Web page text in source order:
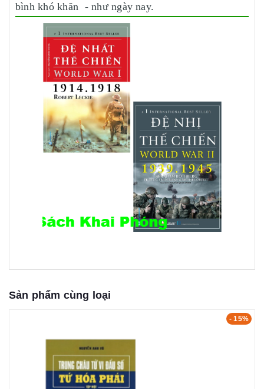
bình khó khăn - như ngày nay.
Sản phẩm cùng loại
- 15%